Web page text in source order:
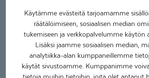
Käytämme evästeitä tarjoamamme
räätälöimiseen, sosiaalisen median
tukemiseen ja verkkopalvelumme käytön
Lisäksi jaamme sosiaalisen median,
analytiikka-alan kumppaneillemme
käytät sivustoamme. Kumppanimme
tietoja muihin tietoihin, joita olet antanut
Kelan palvelutuottajahaussa
nimellä:
Toimintaterapia: Coronaria Contextia /
Sarvijaakonkatu